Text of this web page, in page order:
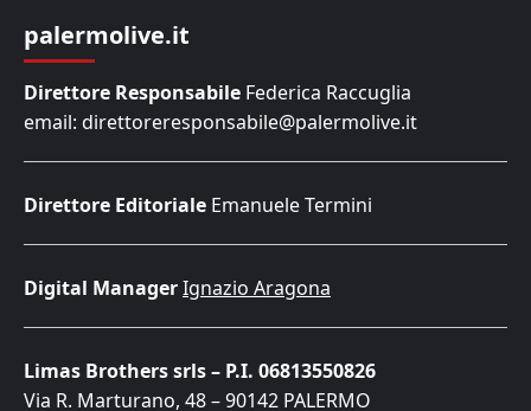
palermolive.it
Direttore Responsabile Federica Raccuglia
email: direttoreresponsabile@palermolive.it
Direttore Editoriale Emanuele Termini
Digital ManagerIgnazio Aragona
Limas Brothers srls – P.I. 06813550826
Via R. Marturano, 48 – 90142 PALERMO